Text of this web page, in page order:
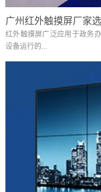
广州红外触摸屏厂家
红外触摸屏广泛应用于政务
设备运行的...